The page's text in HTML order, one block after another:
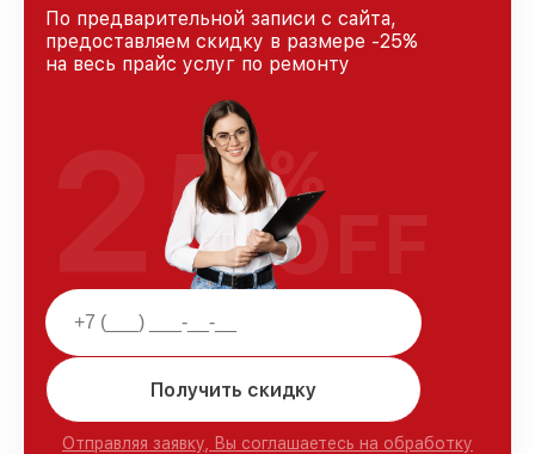
По предварительной записи с сайта,
предоставляем скидку в размере -25%
на весь прайс услуг по ремонту
Получить скидку
Отправляя заявку, Вы соглашаетесь на обработку
25%
OFF